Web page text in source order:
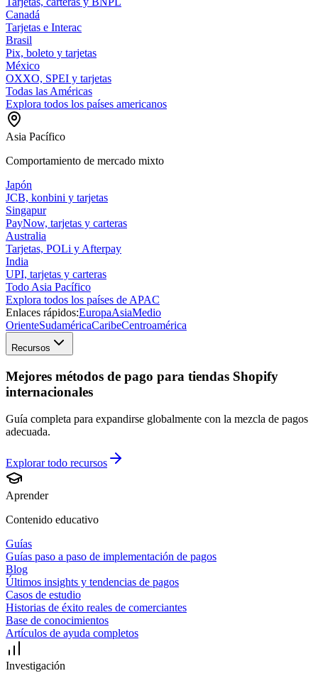
Canadá
Tarjetas e Interac
Brasil
Pix, boleto y tarjetas
México
OXXO, SPEI y tarjetas
Todas las Américas
Explora todos los países americanos
Asia Pacífico
Comportamiento de mercado mixto
Japón
JCB, konbini y tarjetas
Singapur
PayNow, tarjetas y carteras
Australia
Tarjetas, POLi y Afterpay
India
UPI, tarjetas y carteras
Todo Asia Pacífico
Explora todos los países de APAC
Enlaces rápidos:EuropaAsiaMedio
OrienteSudaméricaCaribeCentroamérica
Recursos
Mejores métodos de pago para tiendas Shopify
internacionales
Guía completa para expandirse globalmente con la mezcla de pagos
adecuada.
Explorar todo recursos
Aprender
Contenido educativo
Guías
Guías paso a paso de implementación de pagos
Blog
Últimos insights y tendencias de pagos
Casos de estudio
Historias de éxito reales de comerciantes
Base de conocimientos
Artículos de ayuda completos
Investigación